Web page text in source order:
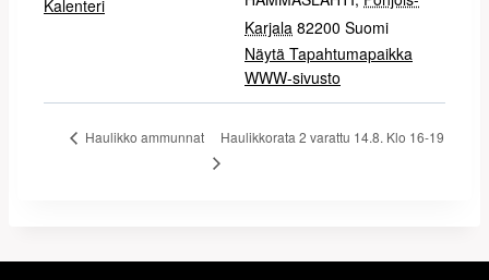
Kalenteri
Karjala 82200 Suomi
Näytä Tapahtumapaikka
WWW-sivusto
Haulikko ammunnat Haulikkorata 2 varattu 14.8. Klo 16-19